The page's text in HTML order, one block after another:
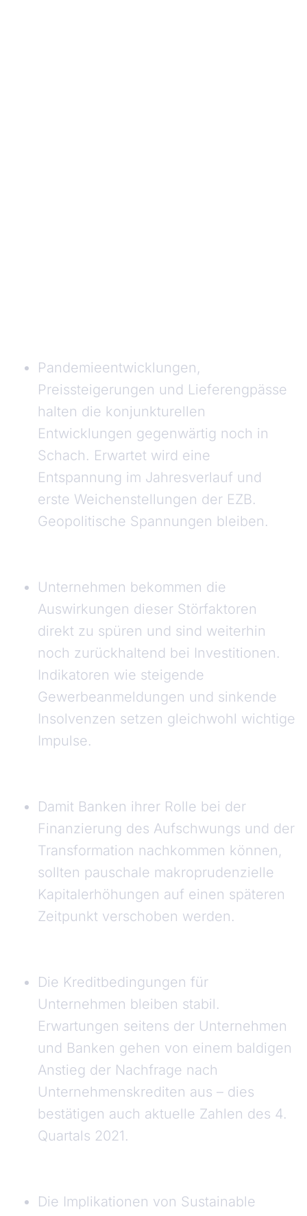
Pandemieentwicklungen,
Preissteigerungen und Lieferengpässe
halten die konjunkturellen
Entwicklungen gegenwärtig noch in
Schach. Erwartet wird eine
Entspannung im Jahresverlauf und
erste Weichenstellungen der EZB.
Geopolitische Spannungen bleiben.
Unternehmen bekommen die
Auswirkungen dieser Störfaktoren
direkt zu spüren und sind weiterhin
noch zurückhaltend bei Investitionen.
Indikatoren wie steigende
Gewerbeanmeldungen und sinkende
Insolvenzen setzen gleichwohl wichtige
Impulse.
Damit Banken ihrer Rolle bei der
Finanzierung des Aufschwungs und der
Transformation nachkommen können,
sollten pauschale makroprudenzielle
Kapitalerhöhungen auf einen späteren
Zeitpunkt verschoben werden.
Die Kreditbedingungen für
Unternehmen bleiben stabil.
Erwartungen seitens der Unternehmen
und Banken gehen von einem baldigen
Anstieg der Nachfrage nach
Unternehmenskrediten aus – dies
bestätigen auch aktuelle Zahlen des 4.
Quartals 2021.
Die Implikationen von Sustainable